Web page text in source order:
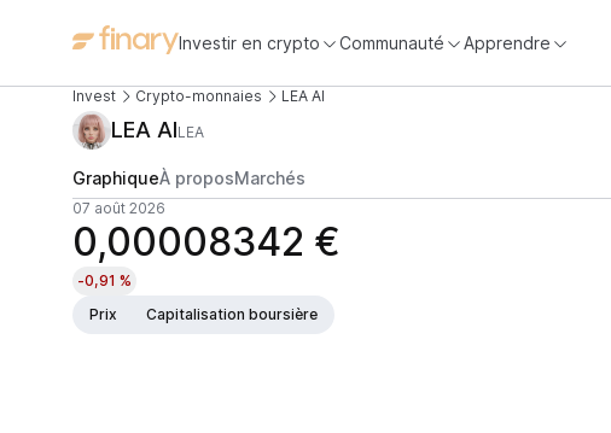
Investir en crypto Communauté Apprendre
Invest Crypto-monnaies LEA AI
LEA AILEA
GraphiqueÀ proposMarchés
07 août 2026
0,00008342 €
-0,91 %
Prix
Capitalisation boursière